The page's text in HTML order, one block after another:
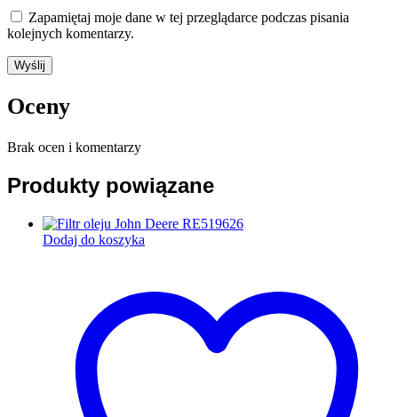
Zapamiętaj moje dane w tej przeglądarce podczas pisania
kolejnych komentarzy.
Oceny
Brak ocen i komentarzy
Produkty powiązane
Dodaj do koszyka